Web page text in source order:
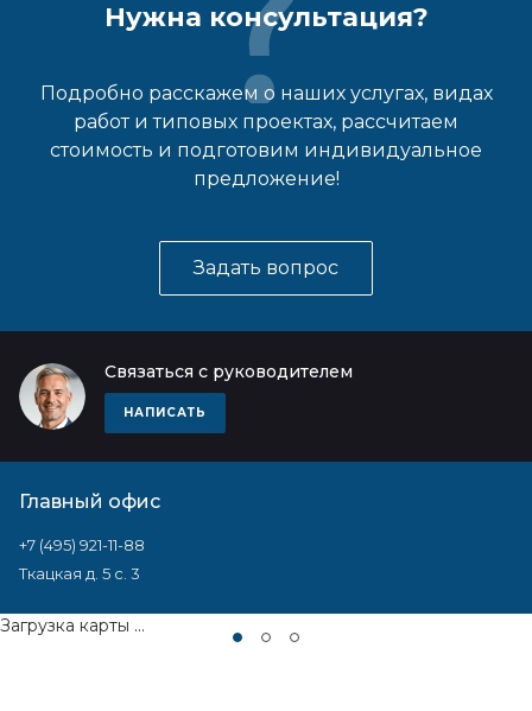
Нужна консультация?
Подробно расскажем о наших услугах, видах
работ и типовых проектах, рассчитаем
стоимость и подготовим индивидуальное
предложение!
Задать вопрос
Связаться с руководителем
НАПИСАТЬ
Главный офис
+7 (495) 921-11-88
Ткацкая д. 5 с. 3
Загрузка карты ...